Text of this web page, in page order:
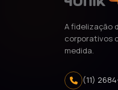
A fidelização
corporativos
medida.
(11)